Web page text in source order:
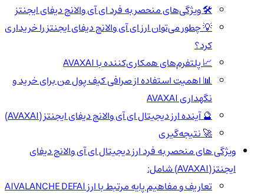
🛠️ ویژگی‌های منحصر به فرد ای آی والانچ دیفای ایجنتز
💡 چطور می‌توان ارز ای آی والانچ دیفای ایجنتز را خریداری
کرد؟
📈 پلتفرم‌های همکاری‌کننده با AVAXAI
📊 اهمیت استفاده از صرافی کیف پول من برای خرید و
نگهداری AVAXAI
🔮 آینده ارز دیجیتال ای آی والانچ دیفای ایجنتز (AVAXAI)
🚀 نتیجه‌گیری
ویژگی های منحصر به فرد ارز دیجیتال ای آی والانچ دیفای
ایجنتز(AVAXAI) شامل:
تعاریف و مفاهیم پایه مرتبط با ارز AIVALANCHE DEFAI